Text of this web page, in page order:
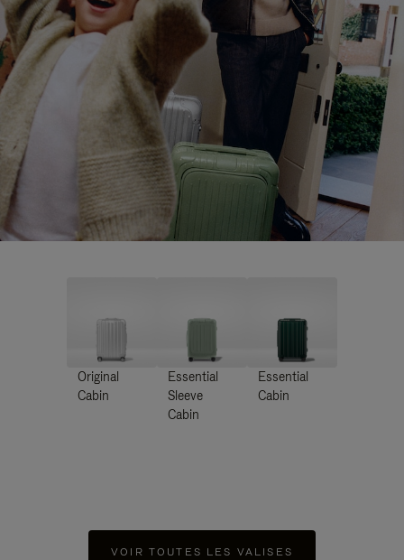
Original
Cabin
Essential
Sleeve
Cabin
Essential
Cabin
VOIR TOUTES LES VALISES